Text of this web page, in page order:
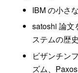
IBM の小さ
satoshi 論文
ステムの歴
ビザンチン
ズム、